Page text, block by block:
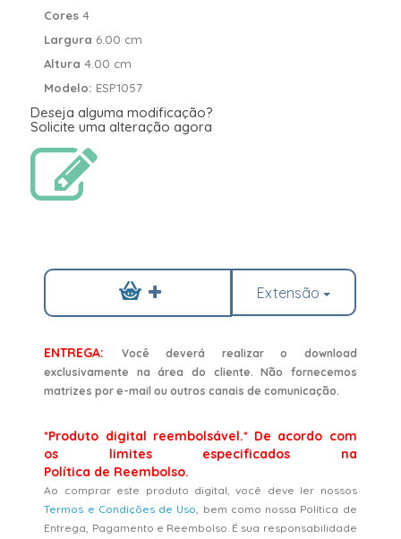
Cores4
Largura 6.00 cm
Altura4.00 cm
Modelo: ESP1057
Deseja alguma modificação?
Solicite uma alteração agora
Extensão
ENTREGA:
Você deverá realizar o download
exclusivamente na área do cliente. Não fornecemos
matrizes por e-mail ou outros canais de comunicação.
*Produto digital reembolsável.* De acordo com
os limites especificados na
Política de Reembolso.
Ao comprar este produto digital, você deve ler nossos
Termos e Condições de Uso, bem como nossa Política de
Entrega, Pagamento e Reembolso. É sua responsabilidade